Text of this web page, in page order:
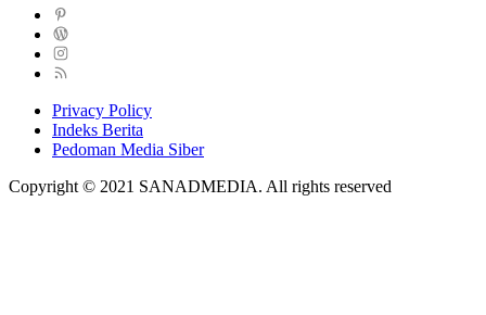
Privacy Policy
Indeks Berita
Pedoman Media Siber
Copyright © 2021 SANADMEDIA. All rights reserved